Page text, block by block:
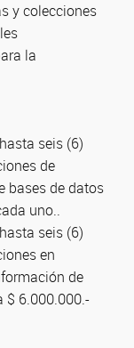
y colecciones
la
seis (6)
de
bases de datos
uno..
seis (6)
en
de
$ 6.000.000.-